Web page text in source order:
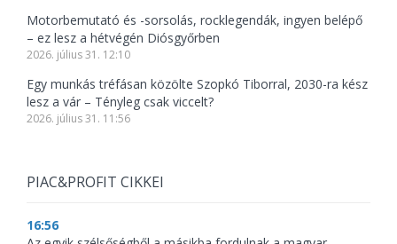
Motorbemutató és -sorsolás, rocklegendák, ingyen belépő
– ez lesz a hétvégén Diósgyőrben
2026. július 31. 12:10
Egy munkás tréfásan közölte Szopkó Tiborral, 2030-ra kész
lesz a vár – Tényleg csak viccelt?
2026. július 31. 11:56
PIAC&PROFIT CIKKEI
16:56